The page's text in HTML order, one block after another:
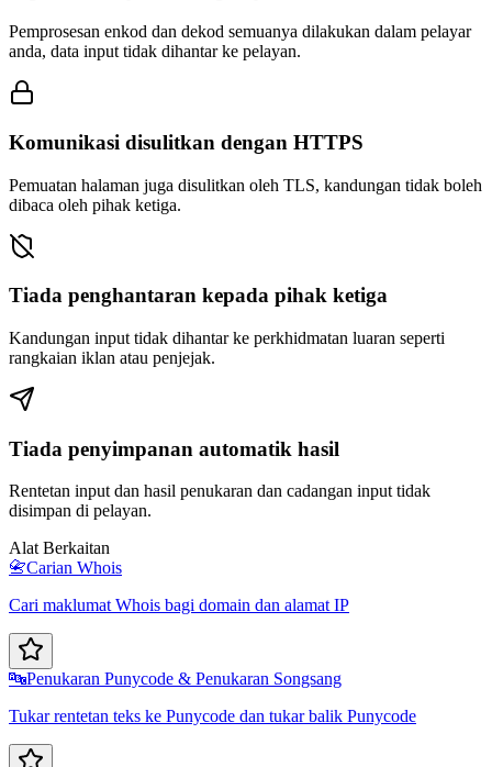
Pemprosesan enkod dan dekod semuanya dilakukan dalam pelayar
anda, data input tidak dihantar ke pelayan.
Komunikasi disulitkan dengan HTTPS
Pemuatan halaman juga disulitkan oleh TLS, kandungan tidak boleh
dibaca oleh pihak ketiga.
Tiada penghantaran kepada pihak ketiga
Kandungan input tidak dihantar ke perkhidmatan luaran seperti
rangkaian iklan atau penjejak.
Tiada penyimpanan automatik hasil
Rentetan input dan hasil penukaran dan cadangan input tidak
disimpan di pelayan.
Alat Berkaitan
📇Carian Whois
Cari maklumat Whois bagi domain dan alamat IP
🔤Penukaran Punycode & Penukaran Songsang
Tukar rentetan teks ke Punycode dan tukar balik Punycode